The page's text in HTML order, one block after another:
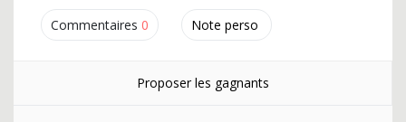
Commentaires 0 Note perso
Proposer les gagnants